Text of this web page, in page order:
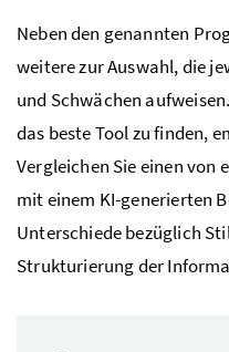
Neben den genannten
weitere zur Auswahl, die
und Schwächen
das beste Tool zu finden,
Vergleichen Sie einen von
mit einem KI-generierten
Unterschiede bezüglich
Strukturierung der